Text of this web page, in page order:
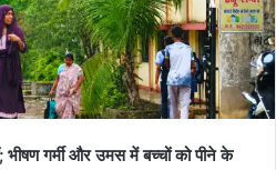
भीषण गर्मी और उमस में बच्चों को पीने के